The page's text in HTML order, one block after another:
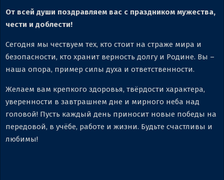
От всей души поздравляем вас с праздником мужества,
чести и доблести!
Сегодня мы чествуем тех, кто стоит на страже мира и
безопасности, кто хранит верность долгу и Родине. Вы –
наша опора, пример силы духа и ответственности.
Желаем вам крепкого здоровья, твёрдости характера,
уверенности в завтрашнем дне и мирного неба над
головой! Пусть каждый день приносит новые победы на
передовой, в учёбе, работе и жизни. Будьте счастливы и
любимы!